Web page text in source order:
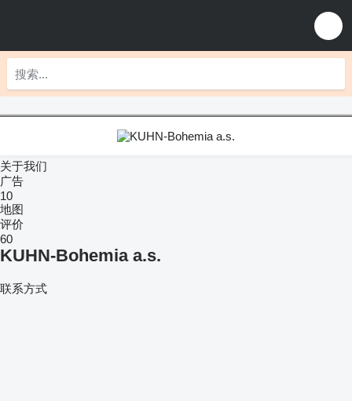
关于我们
广告
10
地图
评价
60
KUHN-Bohemia a.s.
联系方式